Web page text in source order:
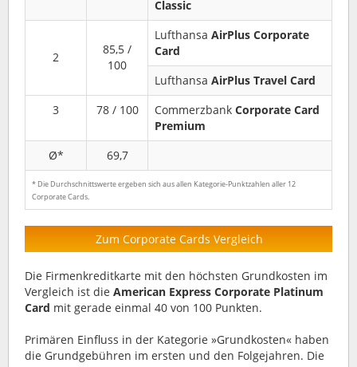
Classic
2
85,5 /
100
Lufthansa AirPlus Corporate
Card
Lufthansa AirPlus Travel Card
3
78 / 100 Commerzbank Corporate Card
Premium
Ø*
69,7
* Die Durchschnittswerte ergeben sich aus allen Kategorie-Punktzahlen aller 12
Corporate Cards.
Zum Corporate Cards Vergleich
Die Firmenkreditkarte mit den höchsten Grundkosten im
Vergleich ist die American Express Corporate Platinum
Card mit gerade einmal 40 von 100 Punkten.
Primären Einfluss in der Kategorie »Grundkosten« haben
die Grundgebühren im ersten und den Folgejahren. Die